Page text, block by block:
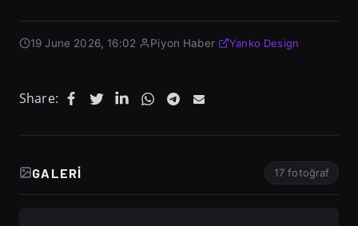
19 June 2026, 16:02 Piyon Haber· Yanko Design
Share:
GALERI 17 fotoğraf